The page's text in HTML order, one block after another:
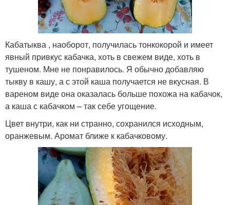
Кабатыква , наоборот, получилась тонкокорой и имеет
явный привкус кабачка, хоть в свежем виде, хоть в
тушеном. Мне не понравилось. Я обычно добавляю
тыкву в кашу, а с этой каша получается не вкусная. В
вареном виде она оказалась больше похожа на кабачок,
а каша с кабачком – так себе угощение.
Цвет внутри, как ни странно, сохранился исходным,
оранжевым. Аромат ближе к кабачковому.